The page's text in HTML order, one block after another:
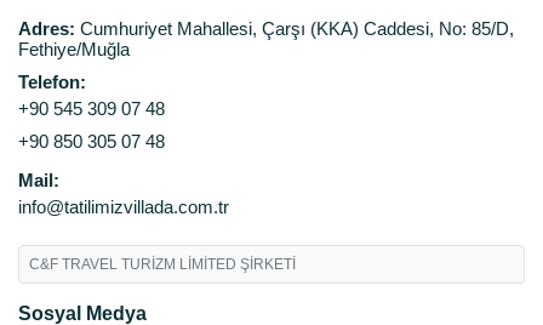
Adres: Cumhuriyet Mahallesi, Çarşı (KKA) Caddesi, No: 85/D,
Fethiye/Muğla
Telefon:
+90 545 309 07 48
+90 850 305 07 48
Mail:
info@tatilimizvillada.com.tr
C&F TRAVEL TURİZM LİMİTED ŞİRKETİ
Sosyal Medya